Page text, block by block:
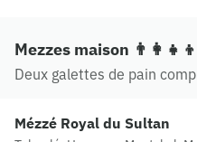
Mezzes maison
Deux galettes de pain
Mézzé Royal du Sultan